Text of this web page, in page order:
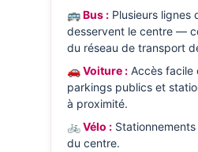
🚌 Bus :Plusieurs lignes
desservent le centre —
du réseau de transport
🚗 Voiture :Accès facile
parkings publics et
à proximité.
🚲 Vélo :
du centre.